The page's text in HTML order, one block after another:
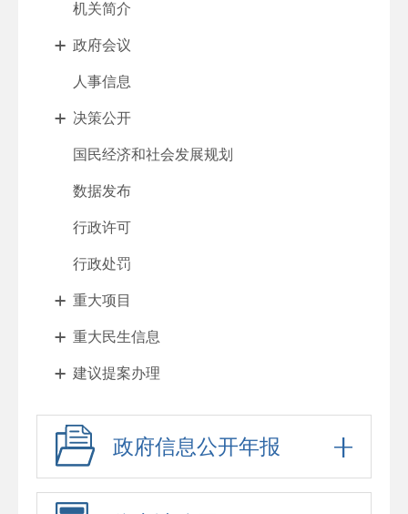
机关简介
政府会议
人事信息
决策公开
国民经济和社会发展规划
数据发布
行政许可
行政处罚
重大项目
重大民生信息
建议提案办理
征地与住房
财政与税收
政府信息公开年报